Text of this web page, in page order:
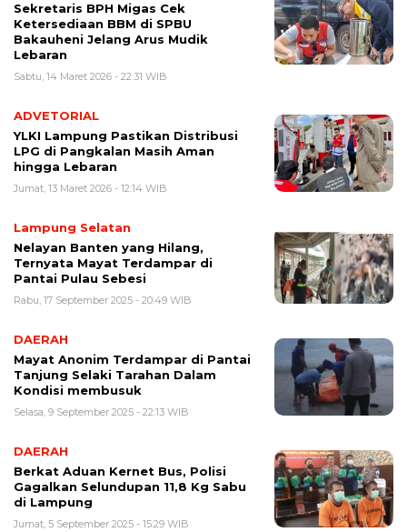
Sekretaris BPH Migas Cek
Ketersediaan BBM di SPBU
Bakauheni Jelang Arus Mudik
Lebaran
Sabtu, 14 Maret 2026 - 22:31 WIB
ADVETORIAL
YLKI Lampung Pastikan Distribusi
LPG di Pangkalan Masih Aman
hingga Lebaran
Jumat, 13 Maret 2026 - 12:14 WIB
Lampung Selatan
Nelayan Banten yang Hilang,
Ternyata Mayat Terdampar di
Pantai Pulau Sebesi
Rabu, 17 September 2025 - 20:49 WIB
DAERAH
Mayat Anonim Terdampar di Pantai
Tanjung Selaki Tarahan Dalam
Kondisi membusuk
Selasa, 9 September 2025 - 22:13 WIB
DAERAH
Berkat Aduan Kernet Bus, Polisi
Gagalkan Selundupan 11,8 Kg Sabu
di Lampung
Jumat, 5 September 2025 - 15:29 WIB